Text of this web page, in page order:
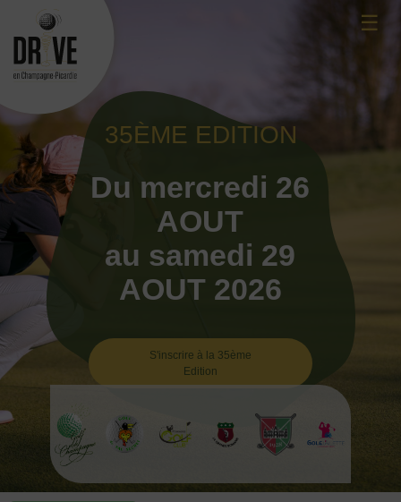
content
☰
35ÈME EDITION
Du mercredi 26
AOUT
au samedi 29
AOUT 2026
S'inscrire à la 35ème
Edition